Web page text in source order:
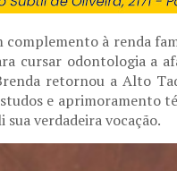
à renda
cursar odontologia a
retornou a Alto
e aprimoramento
verdadeira vocação.